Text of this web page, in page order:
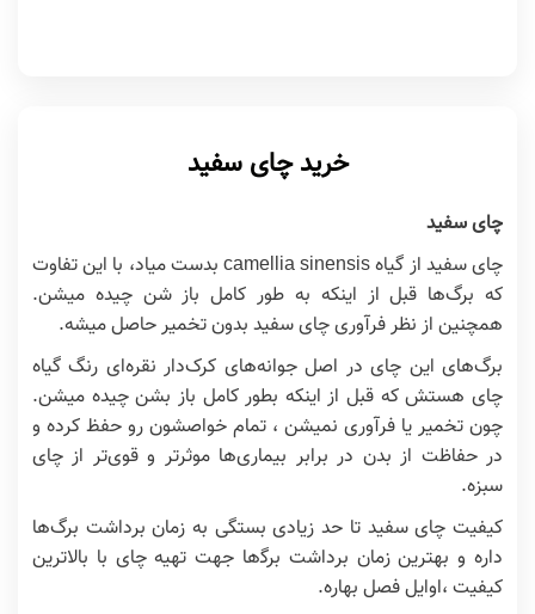
خرید چای سفید
چای سفید
چای سفید از گیاهcamellia sinensis بدست میاد، با این تفاوت
که برگ‌ها قبل از اینکه به طور کامل باز شن چیده میشن.
همچنین از نظر فرآوری چای سفید بدون تخمیر حاصل میشه.
برگ‌های این چای در اصل جوانه‌های کرک‌دار نقره‌ای رنگ گیاه
چای هستش که قبل از اینکه بطور کامل باز بشن چیده میشن.
چون تخمیر یا فرآوری نمیشن ، تمام خواصشون رو حفظ کرده و
در حفاظت از بدن در برابر بیماری‌ها موثرتر و قوی‌تر از چای
سبزه.
کیفیت چای سفید تا حد زیادی بستگی به زمان برداشت برگ‌ها
داره و بهترین زمان برداشت برگ‍‌ها جهت تهیه چای با بالاترین
کیفیت ،اوایل فصل بهاره.